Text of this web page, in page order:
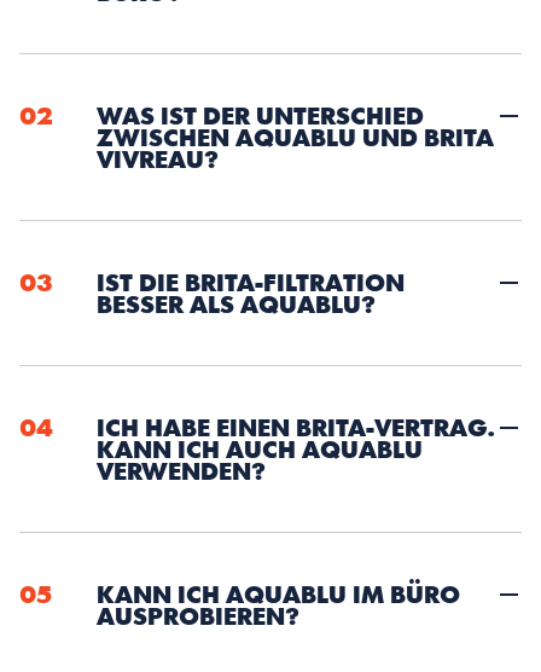
02
WAS IST DER UNTERSCHIED
ZWISCHEN AQUABLU UND BRITA
VIVREAU?
03
IST DIE BRITA-FILTRATION
BESSER ALS AQUABLU?
04
ICH HABE EINEN BRITA-VERTRAG.
KANN ICH AUCH AQUABLU
VERWENDEN?
05
KANN ICH AQUABLU IM BÜRO
AUSPROBIEREN?